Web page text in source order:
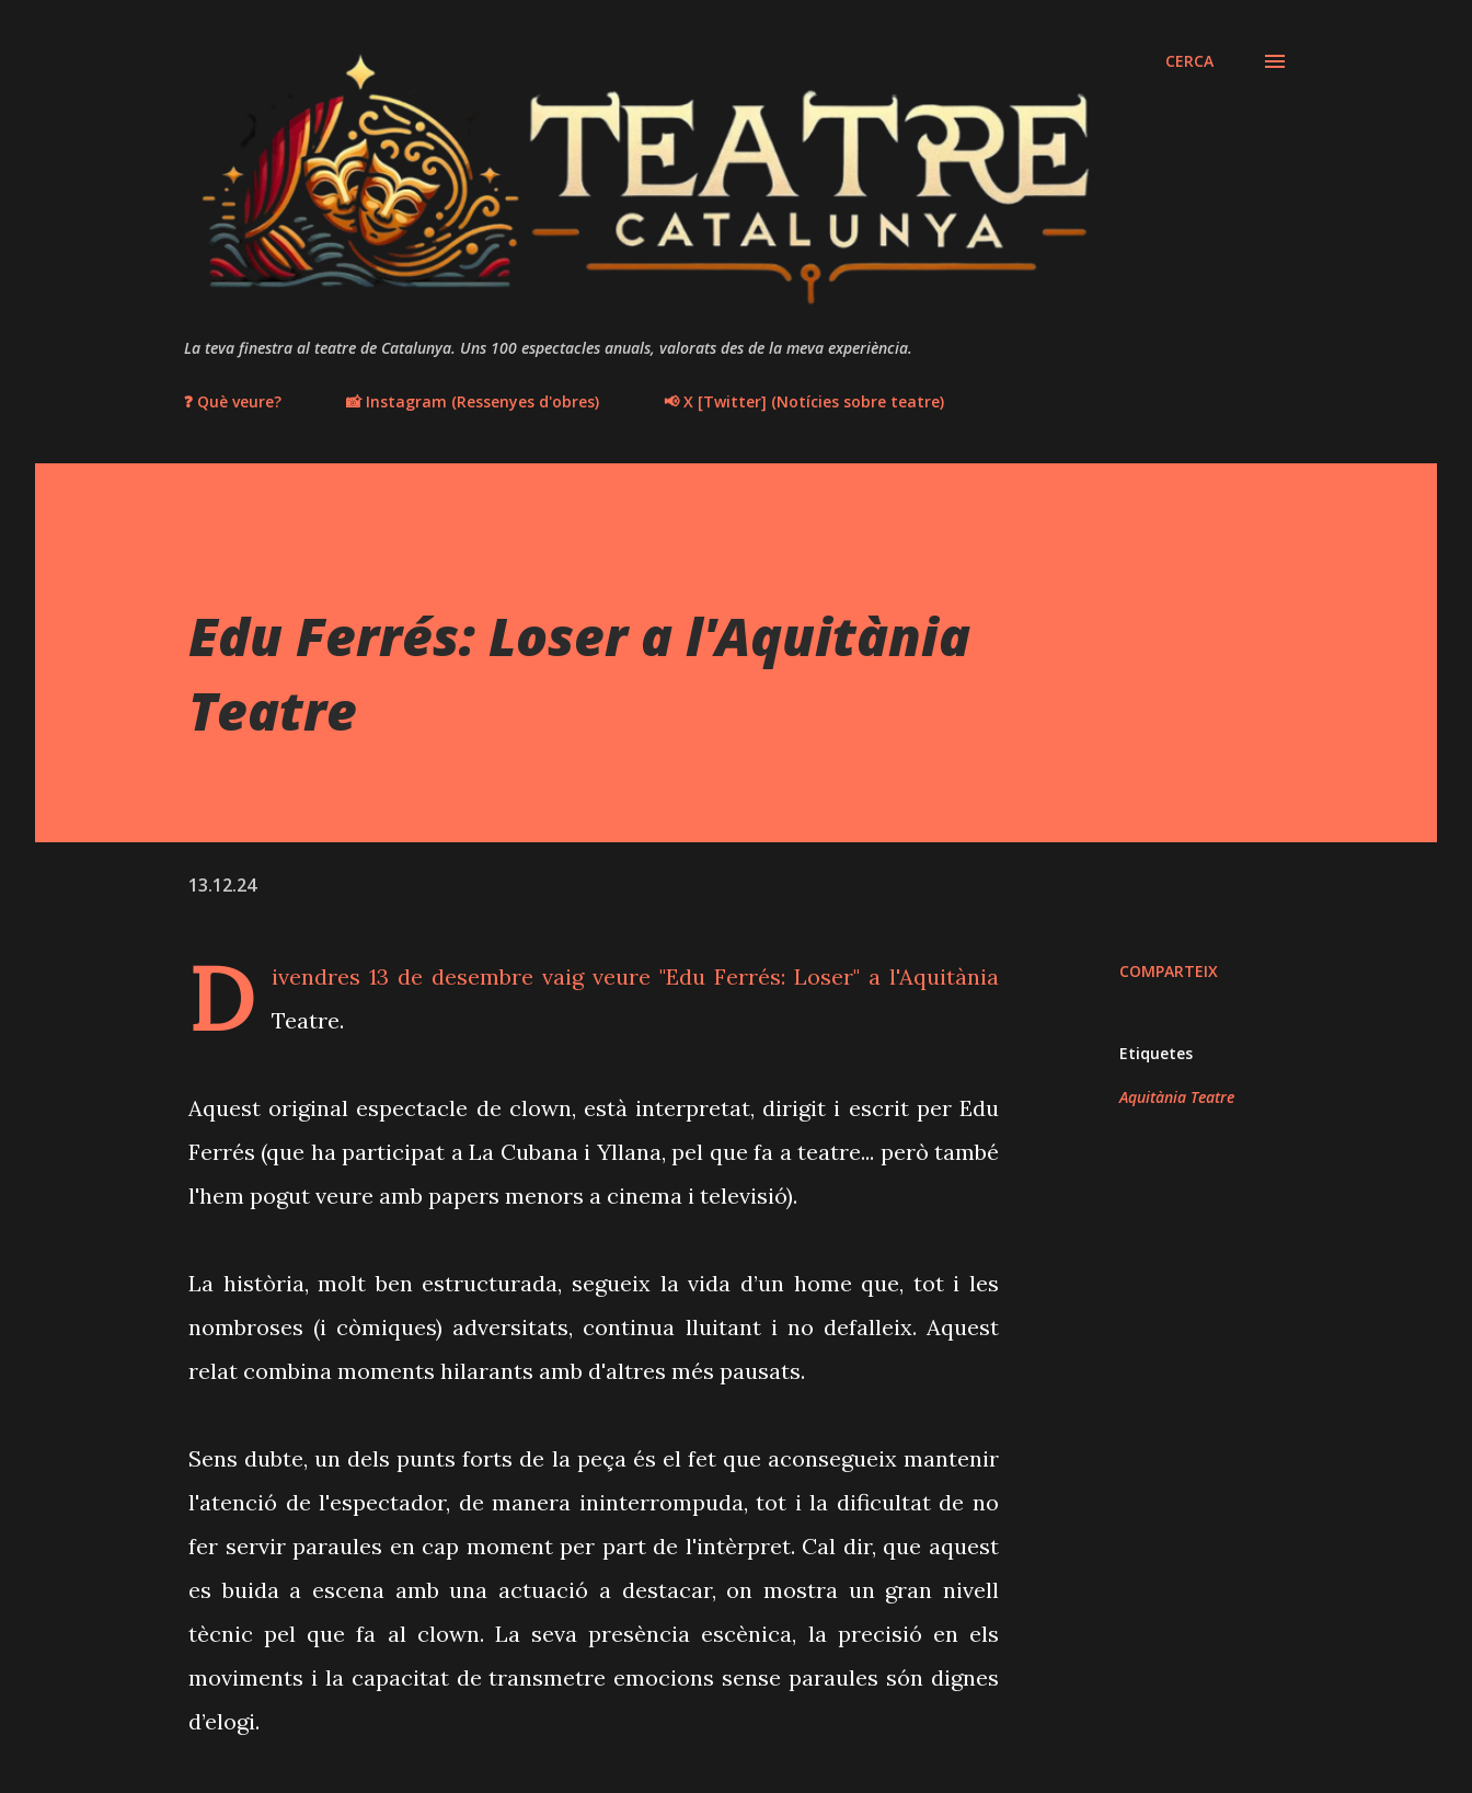
La teva finestra al teatre de Catalunya. Uns 100 espectacles anuals, valorats des de la meva experiència.
CERCA
❓ Què veure? 📸 Instagram (Ressenyes d'obres) 📢 X [Twitter] (Notícies sobre teatre)
Edu Ferrés: Loser a l'Aquitània
Teatre
13.12.24
D
ivendres 13 de desembre vaig veure "Edu Ferrés: Loser" a l'Aquitània
Teatre.
Aquest original espectacle de clown, està interpretat, dirigit i escrit per Edu
Ferrés (que ha participat a La Cubana i Yllana, pel que fa a teatre... però també
l'hem pogut veure amb papers menors a cinema i televisió).
La història, molt ben estructurada, segueix la vida d’un home que, tot i les
nombroses (i còmiques) adversitats, continua lluitant i no defalleix. Aquest
relat combina moments hilarants amb d'altres més pausats.
Sens dubte, un dels punts forts de la peça és el fet que aconsegueix mantenir
l'atenció de l'espectador, de manera ininterrompuda, tot i la dificultat de no
fer servir paraules en cap moment per part de l'intèrpret. Cal dir, que aquest
es buida a escena amb una actuació a destacar, on mostra un gran nivell
tècnic pel que fa al clown. La seva presència escènica, la precisió en els
moviments i la capacitat de transmetre emocions sense paraules són dignes
d’elogi.
COMPARTEIX
Etiquetes
Aquitània Teatre